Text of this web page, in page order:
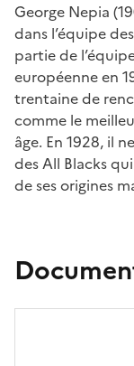
George Nepia
dans l’équipe
partie de
européenne en
trentaine de
comme le
âge. En 1928, il
des All Blacks
de ses origines